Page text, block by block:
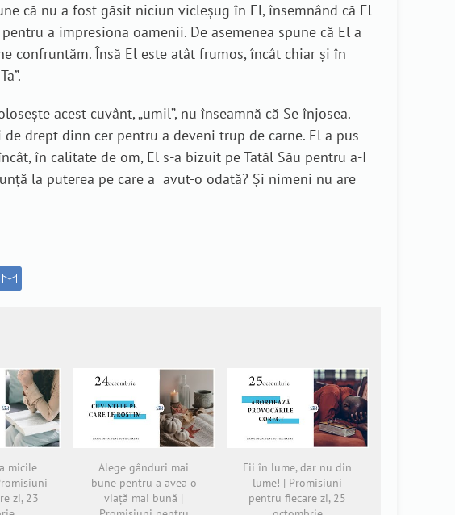
că nu a fost găsit niciun vicleșug în El, însemnând că El
a impresiona oamenii. De asemenea spune că El a
confruntăm. Însă El este atât frumos, încât chiar și în
acest cuvânt, „umil”, nu înseamnă că Se înjosea.
drept dinn cer pentru a deveni trup de carne. El a pus
în calitate de om, El s-a bizuit pe Tatăl Său pentru a-I
la puterea pe care a avut-o odată? Și nimeni nu are
micile
zi, 23
Alege gânduri mai
bune pentru a avea o
viață mai bună |
Fii în lume, dar nu din
lume! | Promisiuni
pentru fiecare zi, 25